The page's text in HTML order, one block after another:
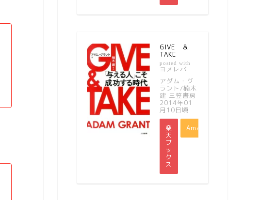
GIVE ＆
TAKE
posted with
ヨメレバ
アダム・グ
ラント/楠木
建 三笠書房
2014年01
月10日頃
楽
天
ブ
ッ
ク
ス
Amazon